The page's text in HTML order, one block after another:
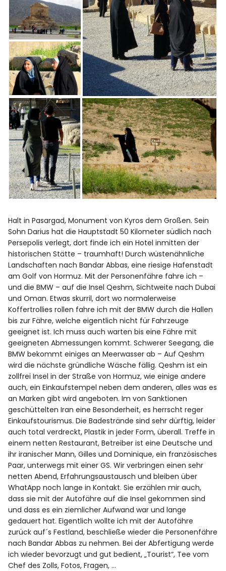
Halt in Pasargad, Monument von Kyros dem Großen. Sein
Sohn Darius hat die Hauptstadt 50 Kilometer südlich nach
Persepolis verlegt, dort finde ich ein Hotel inmitten der
historischen Stätte – traumhaft! Durch wüstenähnliche
Landschaften nach Bandar Abbas, eine riesige Hafenstadt
am Golf von Hormuz. Mit der Personenfähre fahre ich –
und die BMW – auf die Insel Qeshm, Sichtweite nach Dubai
und Oman. Etwas skurril, dort wo normalerweise
Koffertrollies rollen fahre ich mit der BMW durch die Hallen
bis zur Fähre, welche eigentlich nicht für Fahrzeuge
geeignet ist. Ich muss auch warten bis eine Fähre mit
geeigneten Abmessungen kommt. Schwerer Seegang, die
BMW bekommt einiges an Meerwasser ab – Auf Qeshm
wird die nächste gründliche Wäsche fällig. Qeshm ist ein
zollfrei Insel in der Straße von Hormuz, wie einige andere
auch, ein Einkaufstempel neben dem anderen, alles was es
an Marken gibt wird angeboten. Im von Sanktionen
geschüttelten Iran eine Besonderheit, es herrscht reger
Einkaufstourismus. Die Badestrände sind sehr dürftig, leider
auch total verdreckt, Plastik in jeder Form, überall. Treffe in
einem netten Restaurant, Betreiber ist eine Deutsche und
ihr iranischer Mann, Gilles und Dominique, ein französisches
Paar, unterwegs mit einer GS. Wir verbringen einen sehr
netten Abend, Erfahrungsaustausch und bleiben über
WhatApp noch lange in Kontakt. Sie erzählen mir auch,
dass sie mit der Autofähre auf die Insel gekommen sind
und dass es ein ziemlicher Aufwand war und lange
gedauert hat. Eigentlich wollte ich mit der Autofähre
zurück auf´s Festland, beschließe wieder die Personenfähre
nach Bandar Abbas zu nehmen. Bei der Abfertigung werde
ich wieder bevorzugt und gut bedient, „Tourist“, Tee vom
Chef des Zolls, Fotos, Fragen, …